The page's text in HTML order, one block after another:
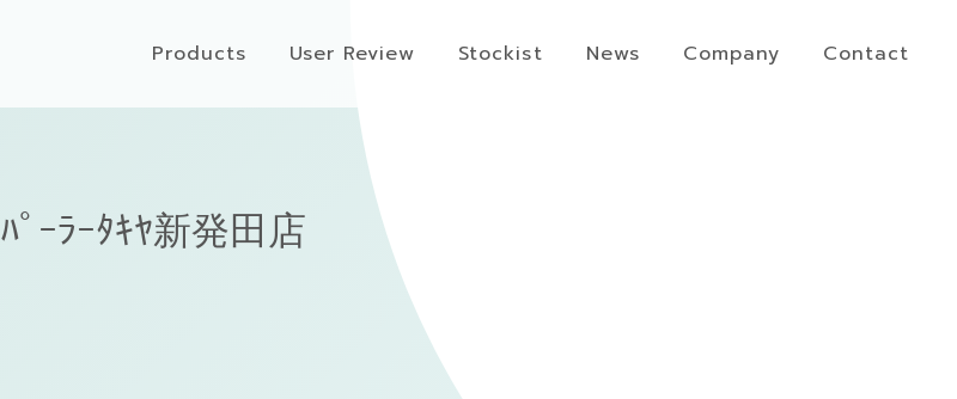
Products User Review Stockist News Company Contact
ﾊﾟｰﾗｰﾀｷﾔ新発田店